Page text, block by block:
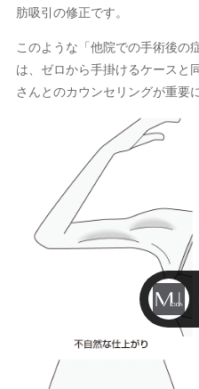
肪吸引の修正です。
このような「他院での手術後の
は、ゼロから手掛けるケースと
さんとのカウンセリングが重要